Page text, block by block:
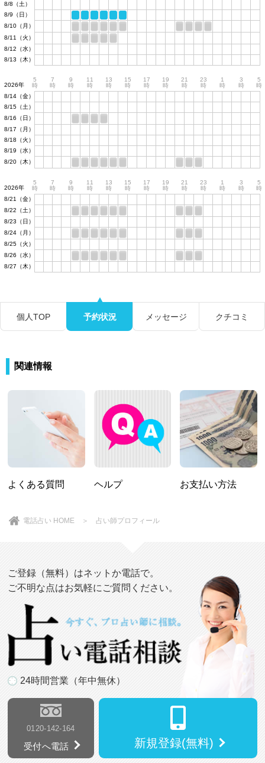
8/8（土）
8/9（日）
8/10（月）
8/11（火）
8/12（水）
8/13（木）
2026年
5
時
7
時
9
時
11
時
13
時
15
時
17
時
19
時
21
時
23
時
1
時
3
時
5
時
8/14（金）
8/15（土）
8/16（日）
8/17（月）
8/18（火）
8/19（水）
8/20（木）
2026年
5
時
7
時
9
時
11
時
13
時
15
時
17
時
19
時
21
時
23
時
1
時
3
時
5
時
8/21（金）
8/22（土）
8/23（日）
8/24（月）
8/25（火）
8/26（水）
8/27（木）
個人TOP 予約状況 メッセージ クチコミ
関連情報
よくある質問 ヘルプ お支払い方法
電話占い HOME ＞ 占い師プロフィール
ご登録（無料）はネットか電話で。
ご不明な点はお気軽にご質問ください。
24時間営業（年中無休）
0120-142-164
受付へ電話 新規登録(無料)